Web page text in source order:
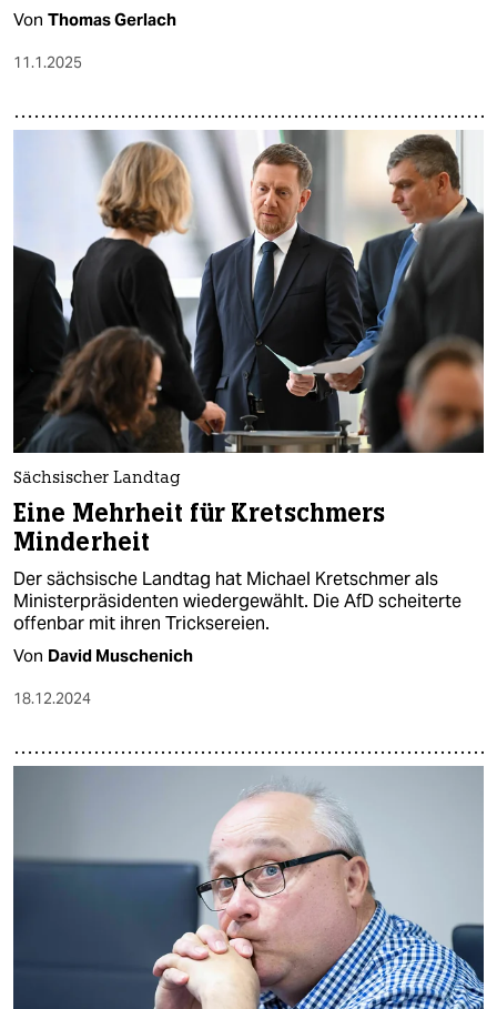
Von Thomas Gerlach
11.1.2025
Sächsischer Landtag
Eine Mehrheit für Kretschmers
Minderheit
Der sächsische Landtag hat Michael Kretschmer als
Ministerpräsidenten wiedergewählt. Die AfD scheiterte
offenbar mit ihren Tricksereien.
Von David Muschenich
18.12.2024